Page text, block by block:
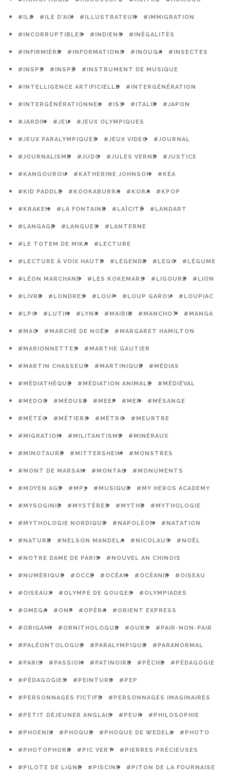
#ILE #ILE D'AIX #ILLUSTRATEUR #IMMIGRATION
#INCORRUPTIBLES #INDIENS #INÉGALITÉS
#INFIRMIÈRE #INFORMATIONS #INOUQA #INSECTES
#INSPE #INSPÉ #INSTRUMENT DE MUSIQUE
#INTELLIGENCE ARTIFICIELLE #INTERGÉNÉRATION
#INTERGÉNÉRATIONNEL #ISS #ITALIE #JAPON
#JARDIN #JEU #JEUX OLYMPIQUES
#JEUX PARALYMPIQUES #JEUX VIDEO #JOURNAL
#JOURNALISME #JUDO #JULES VERNE #JUSTICE
#KANGOUROU #KATHERINE JOHNSON #KÉA
#KID PADDLE #KOOKABURRA #KORA #KPOP
#KRAKEN #LA FONTAINE #LAÏCITÉ #LANDART
#LANGAGE #LANGUES #LANTERNE
#LE TOTEM DE MIKA #LECTURE
#LECTURE À VOIX HAUTE #LÉGENDE #LEGO #LÉGUME
#LÉON MARCHAND #LES KOKEMARS #LIGOURE #LION
#LIVRE #LONDRES #LOUP #LOUP GAROU #LOUPIAC
#LPO #LUTIN #LYNX #MAIRIE #MANCHOT #MANGA
#MAO #MARCHÉ DE NOËL #MARGARET HAMILTON
#MARIONNETTES #MARTHE GAUTIER
#MARTIN CHASSEUR #MARTINIQUE #MÉDIAS
#MÉDIATHÈQUE #MÉDIATION ANIMALE #MÉDIÉVAL
#MEDOC #MÉDUSE #MEEF #MER #MÉSANGE
#MÉTÉO #MÉTIERS #MÉTRO #MEURTRE
#MIGRATION #MILITANTISME #MINÉRAUX
#MINOTAURE #MITTERSHEIM #MONSTRES
#MONT DE MARSAN #MONTAG #MONUMENTS
#MOYEN AGE #MP3 #MUSIQUE #MY HEROS ACADEMY
#MYSOGINIE #MYSTÈRES #MYTHE #MYTHOLOGIE
#MYTHOLOGIE NORDIQUE #NAPOLÉON #NATATION
#NATURE #NELSON MANDELA #NICOLAUS #NOËL
#NOTRE DAME DE PARIS #NOUVEL AN CHINOIS
#NUMÉRIQUE #OCCE #OCÉAN #OCÉANIE #OISEAU
#OISEAUX #OLYMPE DE GOUGES #OLYMPIADES
#OMEGA #ONF #OPÉRA #ORIENT EXPRESS
#ORIGAMI #ORNITHOLOGUE #OURS #PAIR-NON-PAIR
#PALÉONTOLOGUE #PARALYMPIQUE #PARANORMAL
#PARIS #PASSION #PATINOIRE #PÊCHE #PÉDAGOGIE
#PÉDAGOGIES #PEINTURE #PEP
#PERSONNAGES FICTIFS #PERSONNAGES IMAGINAIRES
#PETIT DÉJEUNER ANGLAIS #PEUR #PHILOSOPHIE
#PHOENIX #PHOQUE #PHOQUE DE WEDELL #PHOTO
#PHOTOPHORE #PIC VERT #PIERRES PRÉCIEUSES
#PILOTE DE LIGNE #PISCINE #PITON DE LA FOURNAISE